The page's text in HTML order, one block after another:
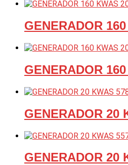
GENERADOR
GENERADOR
GENERADOR 20
GENERADOR 20